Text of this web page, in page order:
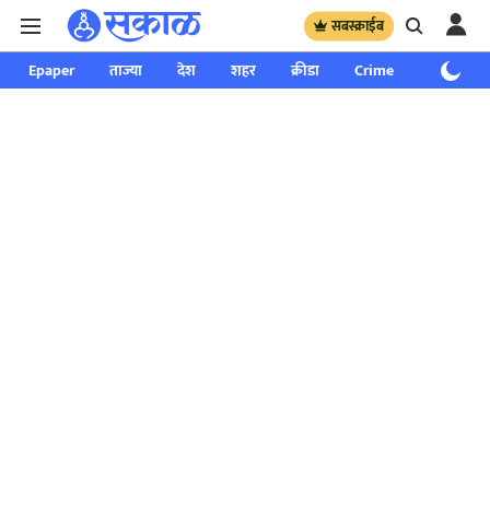
सबस्क्राईब
Epaper ताज्या देश शहर क्रीडा Crime साप्ताहिक